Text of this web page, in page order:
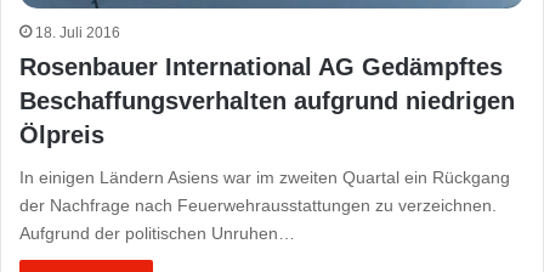
18. Juli 2016
Rosenbauer International AG Gedämpftes
Beschaffungsverhalten aufgrund niedrigen
Ölpreis
In einigen Ländern Asiens war im zweiten Quartal ein Rückgang
der Nachfrage nach Feuerwehrausstattungen zu verzeichnen.
Aufgrund der politischen Unruhen…